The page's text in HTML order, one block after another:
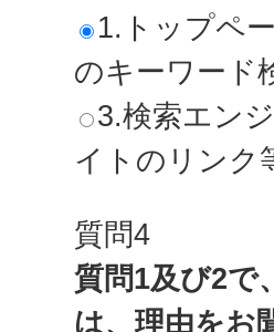
1.トップペ
のキーワード
3.検索エン
イトのリンク
質問4
質問1及び2で
は、理由をお